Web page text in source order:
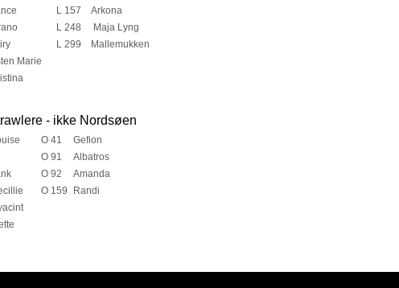
L 157
Arkona
L 248
Maja Lyng
L 299
Mallemukken
Marie
- ikke Nordsøen
O 41
Gefion
O 91
Albatros
O 92
Amanda
O 159
Randi